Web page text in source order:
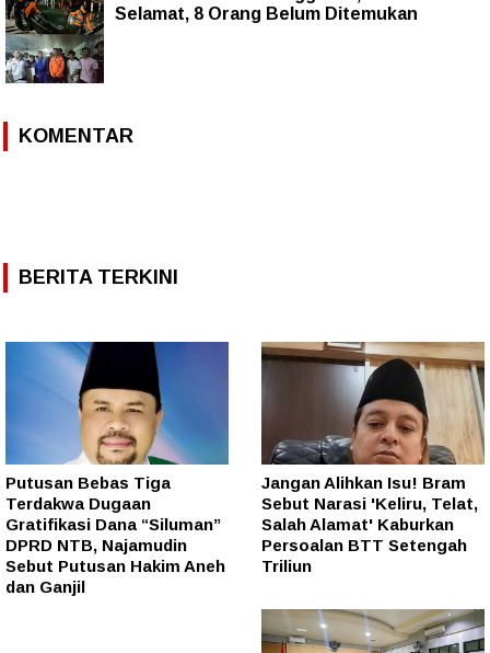
Selamat, 8 Orang Belum Ditemukan
KOMENTAR
BERITA TERKINI
Putusan Bebas Tiga
Terdakwa Dugaan
Gratifikasi Dana “Siluman”
DPRD NTB, Najamudin
Sebut Putusan Hakim Aneh
dan Ganjil
Jangan Alihkan Isu! Bram
Sebut Narasi 'Keliru, Telat,
Salah Alamat' Kaburkan
Persoalan BTT Setengah
Triliun